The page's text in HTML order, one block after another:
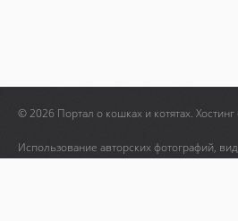
© 2026 Портал о кошках и котятах. Хостинг
Использование авторских фотографий,